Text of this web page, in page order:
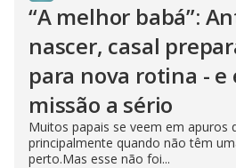
“A melhor babá”:
nascer, casal
para nova rotina - e
missão a sério
Muitos papais se veem em apuros
principalmente quando não têm
perto.Mas esse não foi...